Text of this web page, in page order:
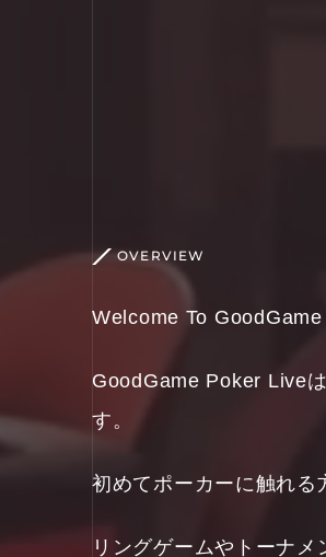
OVERVIEW
Welcome To
GoodGame Poker Live
す。
初めてポーカーに触れる
リングゲームやトーナ